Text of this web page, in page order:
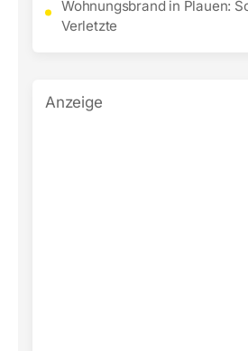
Wohnungsbrand in Plauen:
Verletzte
Anzeige